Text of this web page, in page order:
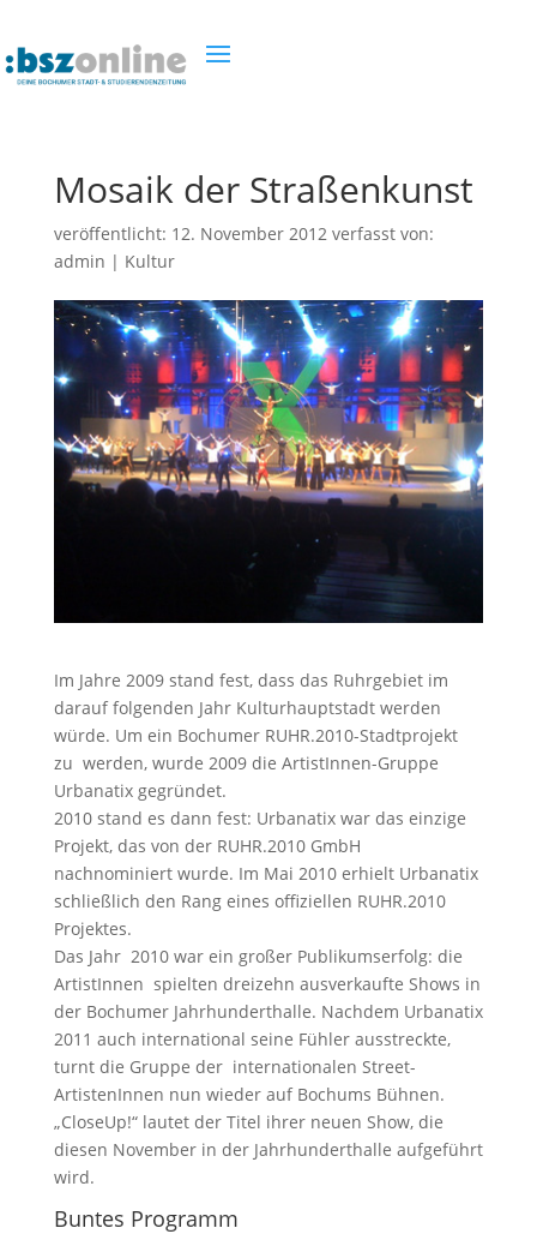
Mosaik der Straßenkunst
veröffentlicht: 12. November 2012verfasst von:
admin | Kultur
Im Jahre 2009 stand fest, dass das Ruhrgebiet im
darauf folgenden Jahr Kulturhauptstadt werden
würde. Um ein Bochumer RUHR.2010-Stadtprojekt
zu werden, wurde 2009 die ArtistInnen-Gruppe
Urbanatix gegründet.
2010 stand es dann fest: Urbanatix war das einzige
Projekt, das von der RUHR.2010 GmbH
nachnominiert wurde. Im Mai 2010 erhielt Urbanatix
schließlich den Rang eines offiziellen RUHR.2010
Projektes.
Das Jahr 2010 war ein großer Publikumserfolg: die
ArtistInnen spielten dreizehn ausverkaufte Shows in
der Bochumer Jahrhunderthalle. Nachdem Urbanatix
2011 auch international seine Fühler ausstreckte,
turnt die Gruppe der internationalen Street-
ArtistenInnen nun wieder auf Bochums Bühnen.
„CloseUp!“ lautet der Titel ihrer neuen Show, die
diesen November in der Jahrhunderthalle aufgeführt
wird.
Buntes Programm